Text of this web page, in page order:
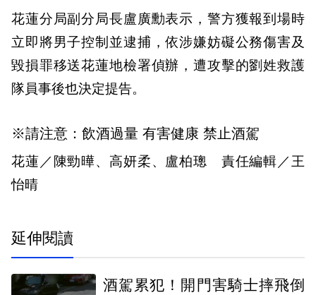
花蓮分局副分局長盧廣勳表示，警方獲報到場時
立即將男子控制並逮捕，依涉嫌妨礙公務傷害及
毀損罪移送花蓮地檢署偵辦，遭攻擊的劉姓救護
隊員事後也決定提告。
※請注意：飲酒過量 有害健康 禁止酒駕
花蓮／陳勁曄、高妍柔、盧柏璁 責任編輯／王
怡晴
延伸閱讀
酒駕累犯！開門害騎士摔飛倒